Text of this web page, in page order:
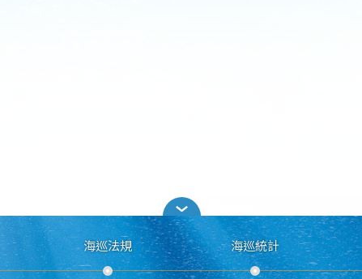
海巡法規 海巡統計